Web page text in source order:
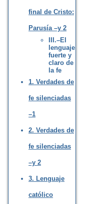
final de Cristo:
Parusía –y 2
III.–El
lenguaje
fuerte y
claro de
la fe
1. Verdades de
fe silenciadas
–1
2. Verdades de
fe silenciadas
–y 2
3. Lenguaje
católico